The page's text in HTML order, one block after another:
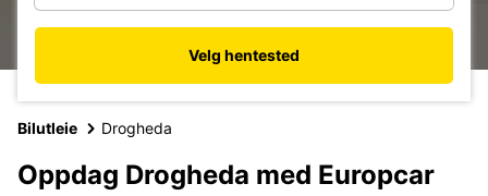
Velg hentested
Bilutleie Drogheda
Oppdag Drogheda med Europcar